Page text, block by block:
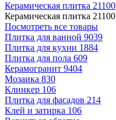
Керамическая плитка 21100
Керамическая плитка 21100
Посмотреть все товары
Плитка для ванной 9039
Плитка для кухни 1884
Плитка для пола 609
Керамогранит 9404
Мозаика 830
Клинкер 106
Плитка для фасадов 214
Клей и затирка 106